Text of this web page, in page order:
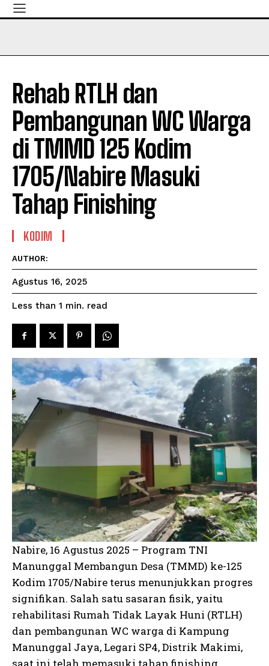
Rehab RTLH dan
Pembangunan WC Warga
di TMMD 125 Kodim
1705/Nabire Masuki
Tahap Finishing
KODIM
AUTHOR:
Agustus 16, 2025
Less than 1 min. read
Nabire, 16 Agustus 2025 – Program TNI
Manunggal Membangun Desa (TMMD) ke-125
Kodim 1705/Nabire terus menunjukkan progres
signifikan. Salah satu sasaran fisik, yaitu
rehabilitasi Rumah Tidak Layak Huni (RTLH)
dan pembangunan WC warga di Kampung
Manunggal Jaya, Legari SP4, Distrik Makimi,